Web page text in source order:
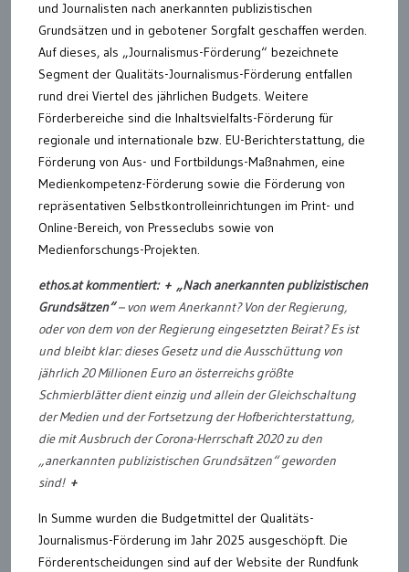
und Journalisten nach anerkannten publizistischen
Grundsätzen und in gebotener Sorgfalt geschaffen werden.
Auf dieses, als „Journalismus-Förderung“ bezeichnete
Segment der Qualitäts-Journalismus-Förderung entfallen
rund drei Viertel des jährlichen Budgets. Weitere
Förderbereiche sind die Inhaltsvielfalts-Förderung für
regionale und internationale bzw. EU-Berichterstattung, die
Förderung von Aus- und Fortbildungs-Maßnahmen, eine
Medienkompetenz-Förderung sowie die Förderung von
repräsentativen Selbstkontrolleinrichtungen im Print- und
Online-Bereich, von Presseclubs sowie von
Medienforschungs-Projekten.
ethos.at kommentiert: + „Nach anerkannten publizistischen
Grundsätzen“– von wem Anerkannt? Von der Regierung,
oder von dem von der Regierung eingesetzten Beirat? Es ist
und bleibt klar: dieses Gesetz und die Ausschüttung von
jährlich 20 Millionen Euro an österreichs größte
Schmierblätter dient einzig und allein der Gleichschaltung
der Medien und der Fortsetzung der Hofberichterstattung,
die mit Ausbruch der Corona-Herrschaft 2020 zu den
„anerkannten publizistischen Grundsätzen“ geworden
sind! +
In Summe wurden die Budgetmittel der Qualitäts-
Journalismus-Förderung im Jahr 2025 ausgeschöpft. Die
Förderentscheidungen sind auf der Website der Rundfunk